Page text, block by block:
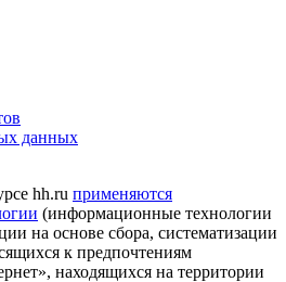
данных
hh.ru применяются
(информационные технологии
на основе сбора, систематизации
к предпочтениям
находящихся на территории